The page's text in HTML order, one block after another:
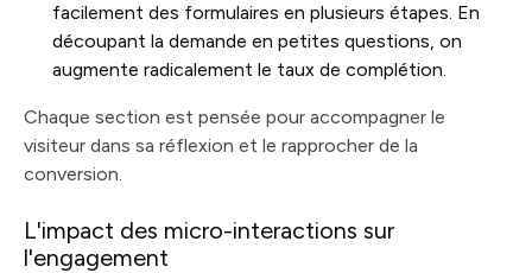
facilement des formulaires en plusieurs étapes. En
découpant la demande en petites questions, on
augmente radicalement le taux de complétion.
Chaque section est pensée pour accompagner le
visiteur dans sa réflexion et le rapprocher de la
conversion.
L'impact des micro-interactions sur
l'engagement